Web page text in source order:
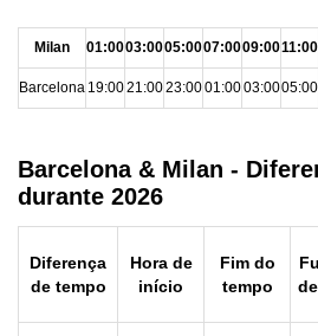
Milan 01:0003:0005:0007:0009:0011:00
Barcelona 19:0021:0023:0001:0003:0005:00
Barcelona & Milan -
durante 2026
Diferença
de tempo
Hora de
início
Fim do
tempo